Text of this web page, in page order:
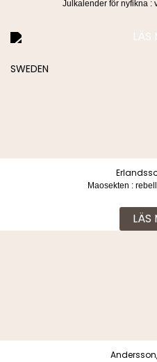
Julkalender för nyfikna :
LÄS
Maosekten :
LÄS